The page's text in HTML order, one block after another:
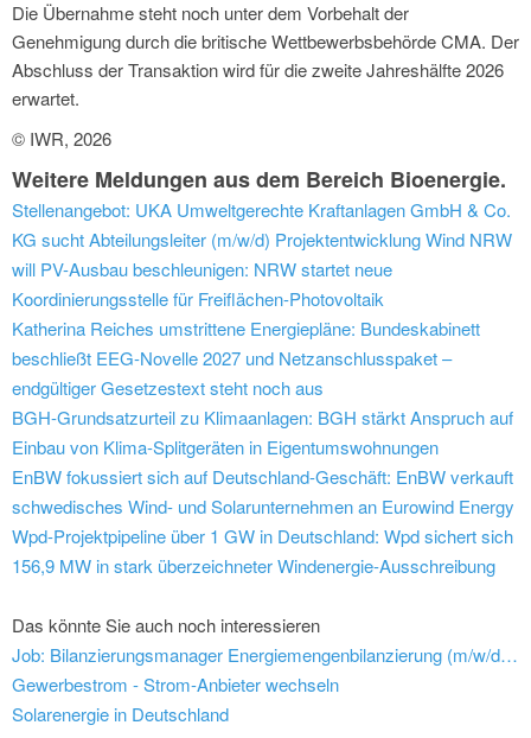
Die Übernahme steht noch unter dem Vorbehalt der
Genehmigung durch die britische Wettbewerbsbehörde CMA. Der
Abschluss der Transaktion wird für die zweite Jahreshälfte 2026
erwartet.
© IWR, 2026
Weitere Meldungen aus dem Bereich Bioenergie.
Stellenangebot: UKA Umweltgerechte Kraftanlagen GmbH & Co.
KG sucht Abteilungsleiter (m/w/d) Projektentwicklung Wind NRW
will PV-Ausbau beschleunigen: NRW startet neue
Koordinierungsstelle für Freiflächen-Photovoltaik
Katherina Reiches umstrittene Energiepläne: Bundeskabinett
beschließt EEG-Novelle 2027 und Netzanschlusspaket –
endgültiger Gesetzestext steht noch aus
BGH-Grundsatzurteil zu Klimaanlagen: BGH stärkt Anspruch auf
Einbau von Klima-Splitgeräten in Eigentumswohnungen
EnBW fokussiert sich auf Deutschland-Geschäft: EnBW verkauft
schwedisches Wind- und Solarunternehmen an Eurowind Energy
Wpd-Projektpipeline über 1 GW in Deutschland: Wpd sichert sich
156,9 MW in stark überzeichneter Windenergie-Ausschreibung
Das könnte Sie auch noch interessieren
Job: Bilanzierungsmanager Energiemengenbilanzierung (m/w/d) - New Netz GmbH
Gewerbestrom - Strom-Anbieter wechseln
Solarenergie in Deutschland